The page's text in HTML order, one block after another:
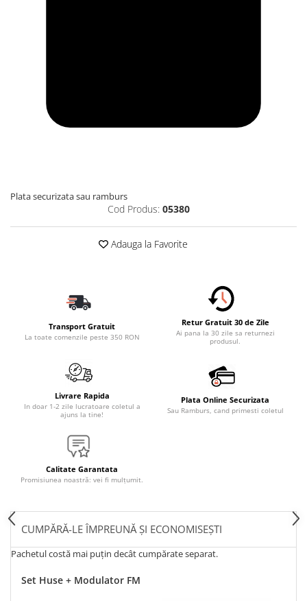
Plata securizata sau ramburs
Cod Produs: 05380
Adauga la Favorite
Transport Gratuit
La toate comenzile peste 350 RON
Retur Gratuit 30 de Zile
Ai pana la 30 zile sa returnezi
produsul.
Livrare Rapida
In doar 1-2 zile lucratoare coletul a
ajuns la tine!
Plata Online Securizata
Sau Ramburs, cand primesti coletul
Calitate Garantata
Promisiunea noastră: vei fi mulțumit.
CUMPĂRĂ-LE ÎMPREUNĂ ȘI ECONOMISEȘTI
Pachetul costă mai puțin decât cumpărate separat.
Set Huse + Modulator FM